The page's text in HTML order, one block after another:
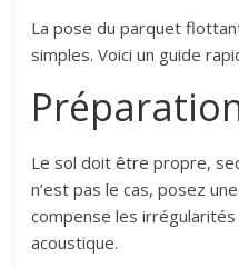
La pose du parquet
simples. Voici un guide
Le sol doit être propre,
n’est pas le cas, posez
compense les irrégularités
acoustique.